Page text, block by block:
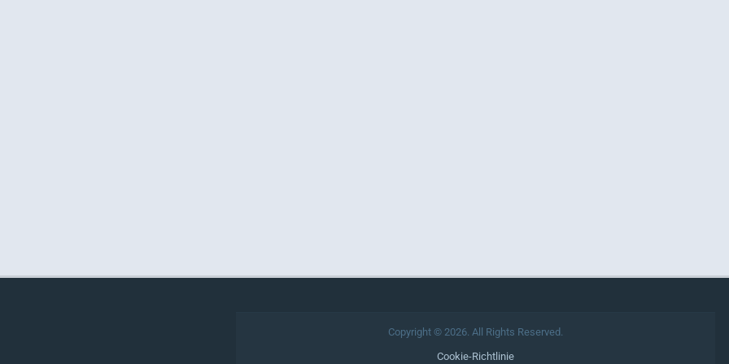
Copyright © 2026. All Rights Reserved.
Cookie-Richtlinie